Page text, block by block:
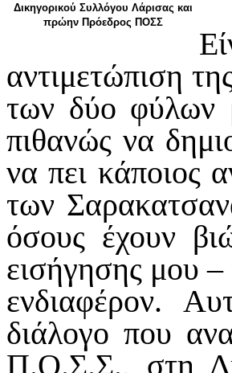
Δικηγορικού Συλλόγου Λάρισας και
πρώην Πρόεδρος ΠΟΣΣ
αντιμετώπιση
των δύο φύλων
πιθανώς να
να πει κάποιος
των
όσους έχουν
εισήγησης μου –
ενδιαφέρον.
διάλογο που
Π.Ο.Σ.Σ., στη